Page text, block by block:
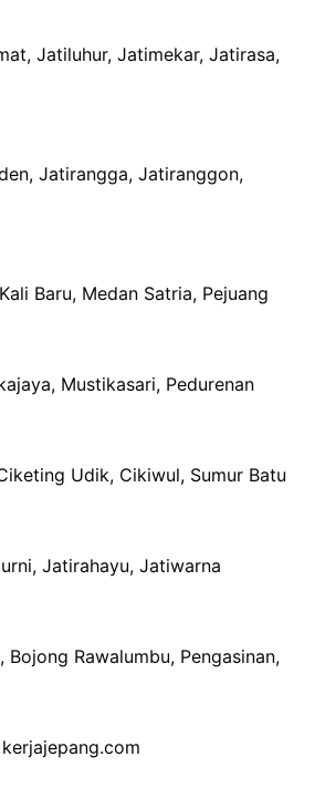
, Jatiluhur, Jatimekar, Jatirasa,
, Jatirangga, Jatiranggon,
Kali Baru, Medan Satria, Pejuang
Mustikasari, Pedurenan
Udik, Cikiwul, Sumur Batu
, Jatirahayu, Jatiwarna
, Bojong Rawalumbu, Pengasinan,
kerjajepang.com